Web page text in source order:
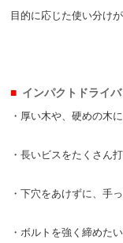
目的に応じた使い分けが
インパクトドライバ
・厚い木や、硬めの木
・長いビスをたくさん
・下穴をあけずに、手
・ボルトを強く締めた